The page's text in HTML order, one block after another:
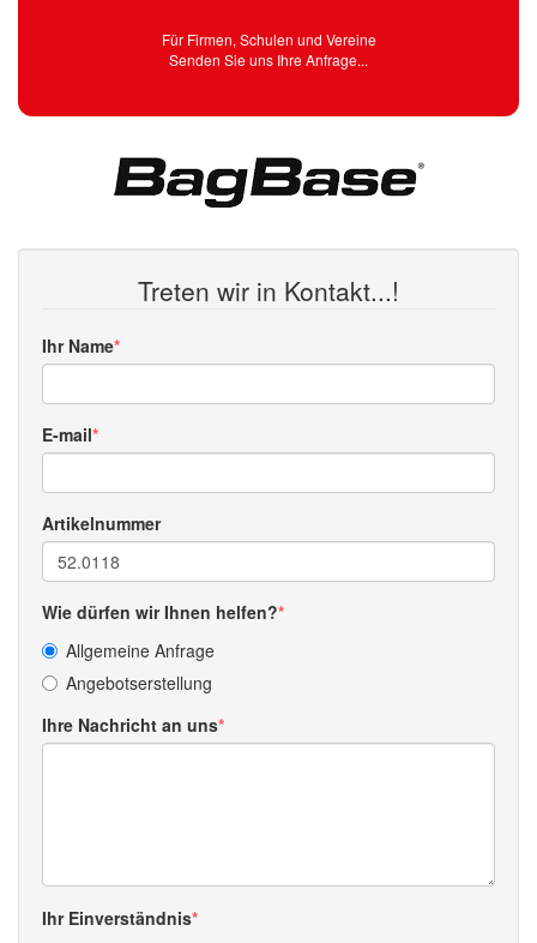
Für Firmen, Schulen und Vereine
Senden Sie uns Ihre Anfrage...
Treten wir in Kontakt...!
Ihr Name
E-mail
Artikelnummer
Wie dürfen wir Ihnen helfen?
Allgemeine Anfrage
Angebotserstellung
Ihre Nachricht an uns
Ihr Einverständnis